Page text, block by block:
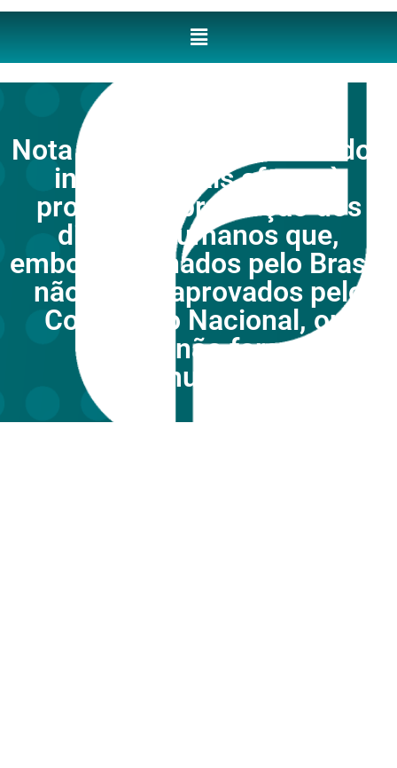
Nota Técnica nº 11 - Acordos
internacionais afetos à
proteção e promoção dos
direitos humanos que,
embora assinados pelo Brasil,
não foram aprovados pelo
Congresso Nacional, ou,
ainda, não foram
promulgados